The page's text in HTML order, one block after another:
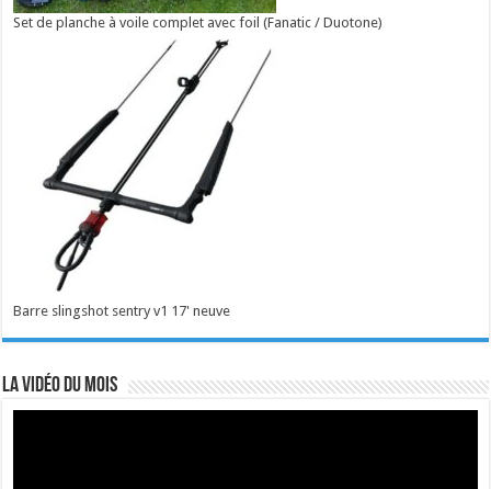
Set de planche à voile complet avec foil (Fanatic / Duotone)
Barre slingshot sentry v1 17' neuve
La vidéo du mois